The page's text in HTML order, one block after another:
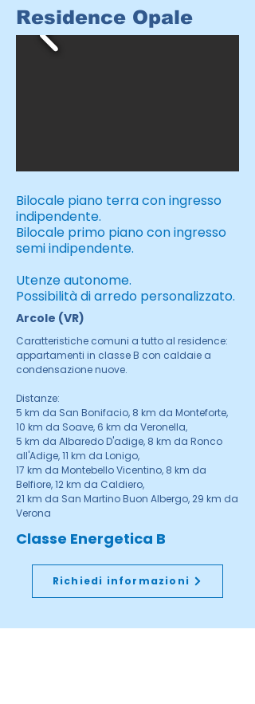
Residence Opale
Bilocale piano terra con ingresso
indipendente.
Bilocale primo piano con ingresso
semi indipendente.
Utenze autonome.
Possibilità di arredo personalizzato.
Arcole (VR)
Caratteristiche comuni a tutto al residence:
appartamenti in classe B con caldaie a
condensazione nuove.
Distanze:
5 km da San Bonifacio, 8 km da Monteforte,
10 km da Soave, 6 km da Veronella,
5 km da Albaredo D'adige, 8 km da Ronco
all'Adige, 11 km da Lonigo,
17 km da Montebello Vicentino, 8 km da
Belfiore, 12 km da Caldiero,
21 km da San Martino Buon Albergo, 29 km da
Verona
Classe Energetica B
Richiedi informazioni